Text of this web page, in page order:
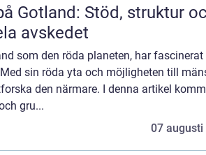
Gotland: Stöd, struktur
avskedet
som den röda planeten, har fascinerat
sin röda yta och möjligheten till
den närmare. I denna artikel
gru...
07 augusti